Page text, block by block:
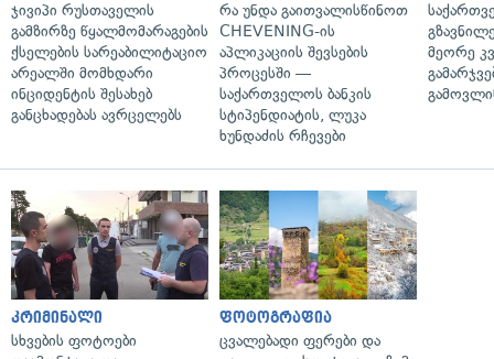
ჯივიპი რუსთაველის
გამზირზე წყალმომარაგების
ქსელების სარეაბილიტაციო
არეალში მომხდარი
ინციდენტის შესახებ
განცხადებას ავრცელებს
რა უნდა გაითვალისწინოთ
CHEVENING-ის
აპლიკაციის შევსების
პროცესში —
საქართველოს ბანკის
სტიპენდიატის, ლუკა
ხუნდაძის რჩევები
მეორე
კრიმინალი
სხვების ფოტოები
ფოტოგრაფია
ცვალებადი ფერები და